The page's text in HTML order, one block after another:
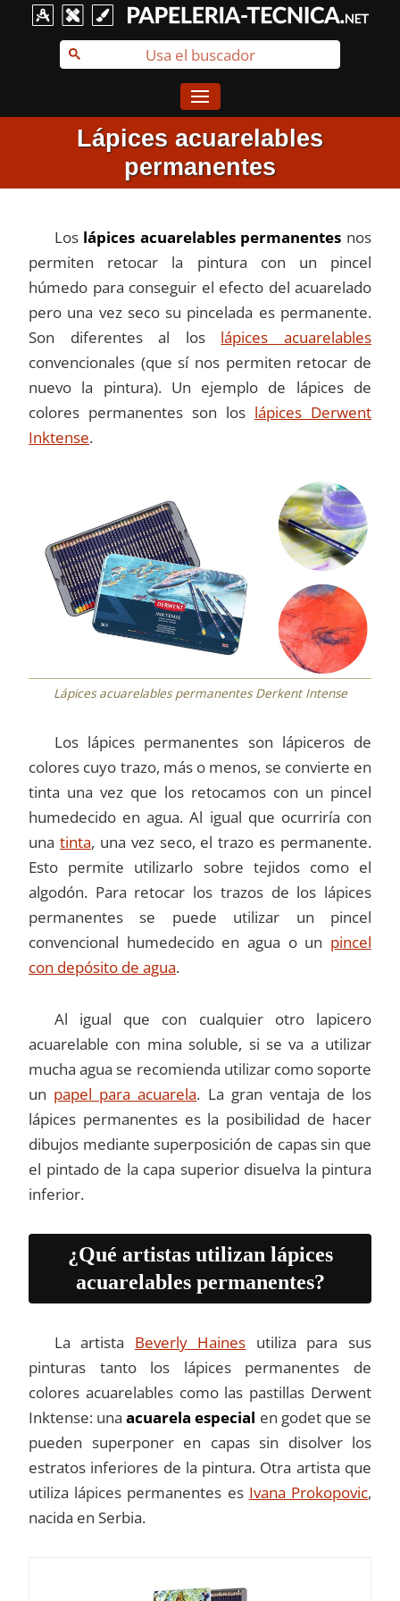
Lápices acuarelables
permanentes
Los lápices acuarelables permanentes nos
permiten retocar la pintura con un pincel
húmedo para conseguir el efecto del acuarelado
pero una vez seco su pincelada es permanente.
Son diferentes al los lápices acuarelables
convencionales (que sí nos permiten retocar de
nuevo la pintura). Un ejemplo de lápices de
colores permanentes son los lápices Derwent
Inktense.
Lápices acuarelables permanentes Derkent Intense
Los lápices permanentes son lápiceros de
colores cuyo trazo, más o menos, se convierte en
tinta una vez que los retocamos con un pincel
humedecido en agua. Al igual que ocurriría con
una tinta, una vez seco, el trazo es permanente.
Esto permite utilizarlo sobre tejidos como el
algodón. Para retocar los trazos de los lápices
permanentes se puede utilizar un pincel
convencional humedecido en agua o un pincel
con depósito de agua.
Al igual que con cualquier otro lapicero
acuarelable con mina soluble, si se va a utilizar
mucha agua se recomienda utilizar como soporte
un papel para acuarela. La gran ventaja de los
lápices permanentes es la posibilidad de hacer
dibujos mediante superposición de capas sin que
el pintado de la capa superior disuelva la pintura
inferior.
¿Qué artistas utilizan lápices
acuarelables permanentes?
La artista Beverly Haines utiliza para sus
pinturas tanto los lápices permanentes de
colores acuarelables como las pastillas Derwent
Inktense: unaacuarela especial en godet que se
pueden superponer en capas sin disolver los
estratos inferiores de la pintura. Otra artista que
utiliza lápices permanentes es Ivana Prokopovic,
nacida en Serbia.